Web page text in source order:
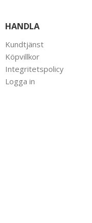
HANDLA
Kundtjänst
Köpvillkor
Integritetspolicy
Logga in